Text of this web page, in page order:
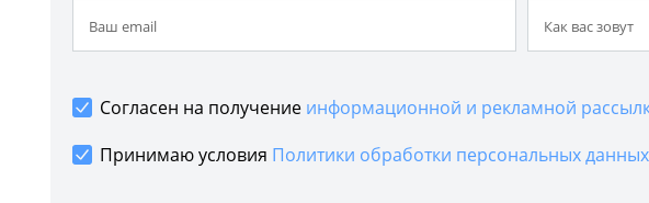
Согласен на получение информационной и рекламной
Принимаю условия Политики обработки персональных